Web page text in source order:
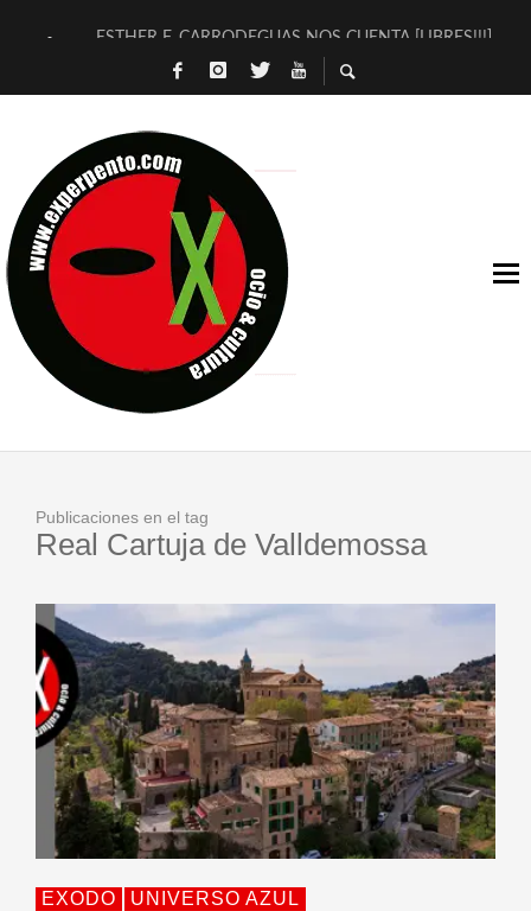
ESTHER F. CARRODEGUAS NOS CUENTA [LIBRES!!!]
[TERRA DE GUAPES] DE SANDRA MONFORT
TIMBRE 4, LA ESCUELA DEL DIRECTOR TEATRAL CLAUDIO
30 AÑOS (NO ES NADA) DE LA KATARSIS DEL TOMATAZO
MILITARES JUDÍAS EN #EXVITA
D’BALDOMEROS REINVENTAN [BITÁCORA 3.0] EN EXVITA
MARSHALL FLASH PRESENTA EN EXVITA [RELATIVA
JOFRE BARDAGÍ EN EXVITA INTERPRETANDO A SERRAT
Publicaciones en el tag
Real Cartuja de Valldemossa
EXODO UNIVERSO AZUL